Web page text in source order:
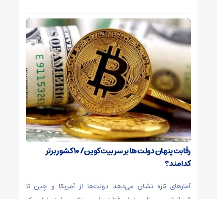
رقابت پنهان دولت‌ها بر سر بیت‌کوین/ ۱۰ کشور برتر
کدامند؟
آمارهای تازه نشان می‌دهد دولت‌ها از آمریکا و چین تا